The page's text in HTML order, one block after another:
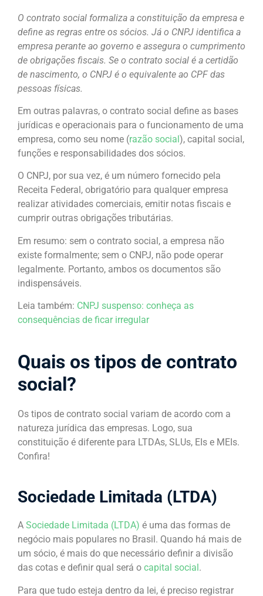
O contrato social formaliza a constituição da empresa e
define as regras entre os sócios. Já o CNPJ identifica a
empresa perante ao governo e assegura o cumprimento
de obrigações fiscais. Se o contrato social é a certidão
de nascimento, o CNPJ é o equivalente ao CPF das
pessoas físicas.
Em outras palavras, o contrato social define as bases
jurídicas e operacionais para o funcionamento de uma
empresa, como seu nome (razão social), capital social,
funções e responsabilidades dos sócios.
O CNPJ, por sua vez, é um número fornecido pela
Receita Federal, obrigatório para qualquer empresa
realizar atividades comerciais, emitir notas fiscais e
cumprir outras obrigações tributárias.
Em resumo: sem o contrato social, a empresa não
existe formalmente; sem o CNPJ, não pode operar
legalmente. Portanto, ambos os documentos são
indispensáveis.
Leia também: CNPJ suspenso: conheça as
consequências de ficar irregular
Quais os tipos de contrato
social?
Os tipos de contrato social variam de acordo com a
natureza jurídica das empresas. Logo, sua
constituição é diferente para LTDAs, SLUs, EIs e MEIs.
Confira!
Sociedade Limitada (LTDA)
A Sociedade Limitada (LTDA) é uma das formas de
negócio mais populares no Brasil. Quando há mais de
um sócio, é mais do que necessário definir a divisão
das cotas e definir qual será o capital social .
Para que tudo esteja dentro da lei, é preciso registrar